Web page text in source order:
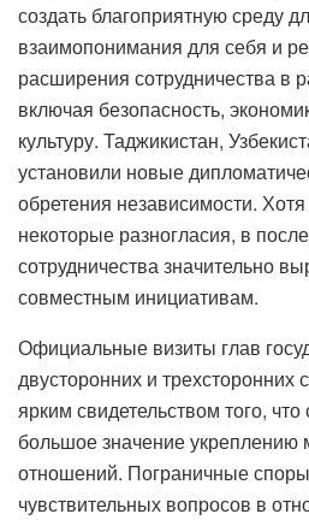
создать благоприятную среду
взаимопонимания для себя и
расширения сотрудничества в
включая безопасность,
культуру. Таджикистан,
установили новые
обретения независимости.
некоторые разногласия, в
сотрудничества значительно
совместным инициативам.
Официальные визиты глав
двусторонних и трехсторонних
ярким свидетельством того,
большое значение укреплению
отношений. Пограничные
чувствительных вопросов в